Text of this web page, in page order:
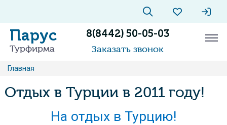
Парус
Турфирма
8(8442) 50-05-03
Заказать звонок
Главная
Отдых в Турции в 2011 году!
На отдых в Турцию!